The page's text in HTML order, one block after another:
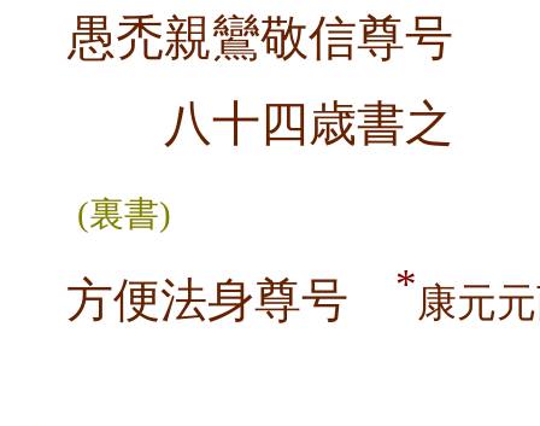
愚禿親鸞敬信尊号
八十四歳書之
(裏書)
方便法身尊号 *康元